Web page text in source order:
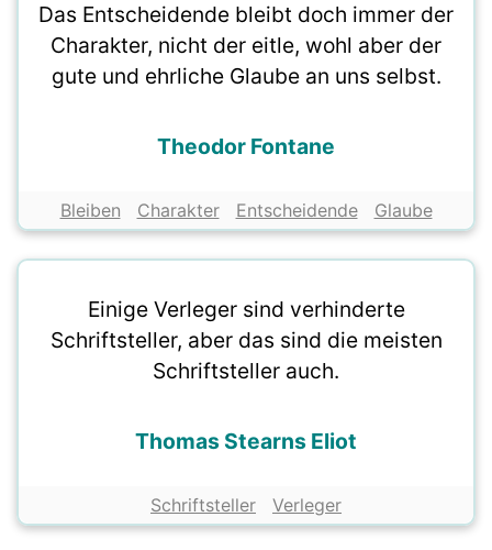
Das Entscheidende bleibt doch immer der
Charakter, nicht der eitle, wohl aber der
gute und ehrliche Glaube an uns selbst.
Theodor Fontane
Bleiben Charakter Entscheidende Glaube
Einige Verleger sind verhinderte
Schriftsteller, aber das sind die meisten
Schriftsteller auch.
Thomas Stearns Eliot
Schriftsteller Verleger